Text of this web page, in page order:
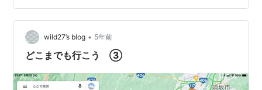
躍しています。特に、金メダリストの小平奈緒さんや高
木美帆さんなどを輩出したオ…
wild27’s blog • 5年前
どこまでも行こう ③